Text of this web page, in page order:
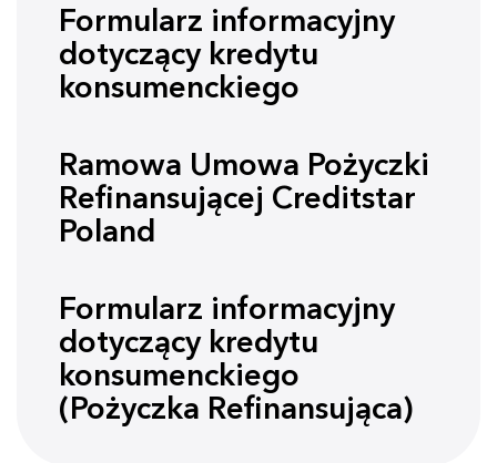
Formularz informacyjny
dotyczący kredytu
konsumenckiego
Ramowa Umowa Pożyczki
Refinansującej Creditstar
Poland
Formularz informacyjny
dotyczący kredytu
konsumenckiego
(Pożyczka Refinansująca)